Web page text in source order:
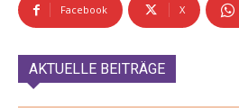
Facebook X
AKTUELLE BEITRÄGE